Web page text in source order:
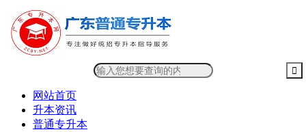
网站首页
升本资讯
普通专升本